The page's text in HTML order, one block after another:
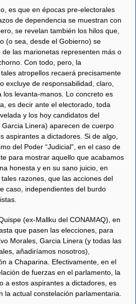
es que en épocas pre-electorales
de dependencia se muestran con
se revelan también los hilos que,
(o sea, desde el Gobierno) se
las marionetas representen más o
Con todo, pero, la
atropellos recaerá precisamente
excluye de responsabilidad, claro,
los levanta-manos. Lo concreto es
es decir ante el electorado, toda
y los hoy candidatos del
Linera) aparecen de cuerpo
aspirantes a dictadores. Si de algo,
del Poder “Judicial”, en el caso de
para mostrar aquello que acabamos
honesta y en su sano juicio, en
razones, que las acciones del
caso, independientes del burdo
(ex-Mallku del CONAMAQ), en
que pasen las elecciones, para
Morales, Garcia Linera (y todas las
añadiríamos nosotros),
a Chaparina. Efectivamente, en el
de fuerzas en el parlamento, la
a estos aspirantes a dictadores, es
la actual constelación parlamentaria.